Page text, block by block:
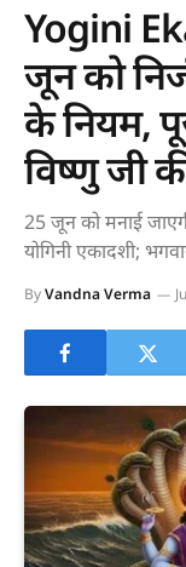
Yogini
जून को
के नियम,
विष्णु जी
25 जून को मनाई
योगिनी एकादशी;
ByVandna Verma